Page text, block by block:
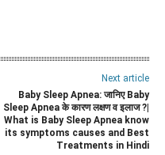
Next article
Baby Sleep Apnea: जानिए Baby
Sleep Apnea के कारण लक्षण व इलाज ?|
What is Baby Sleep Apnea know
its symptoms causes and Best
Treatments in Hindi